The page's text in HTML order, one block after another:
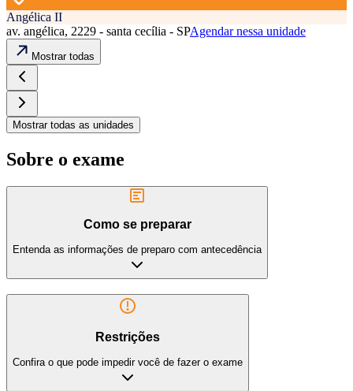
Angélica II
av. angélica, 2229 - santa cecília - SPAgendar nessa unidade
Mostrar todas
Mostrar todas as unidades
Sobre o exame
Como se preparar
Entenda as informações de preparo com antecedência
Restrições
Confira o que pode impedir você de fazer o exame